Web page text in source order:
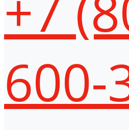
600-